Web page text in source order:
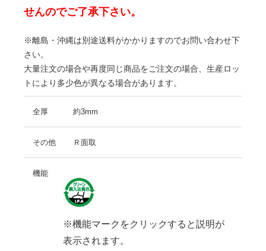
せんのでご了承下さい。
※離島・沖縄は別途送料がかかりますのでお問い合わせ下
さい。
大量注文の場合や再度同じ商品をご注文の場合、生産ロッ
トにより多少色が異なる場合があります。
全厚 約3mm
その他 Ｒ面取
機能
※機能マークをクリックすると説明が
表示されます。